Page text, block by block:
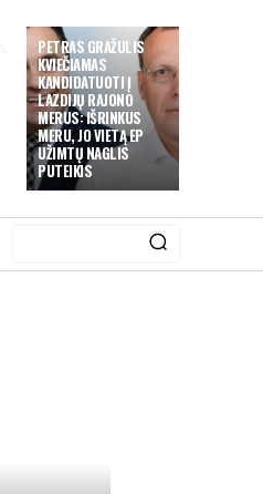
PETRAS GRAŽULIS
KVIEČIAMAS
KANDIDATUOTI Į
LAZDIJŲ RAJONO
MERUS: IŠRINKUS
MERU, JO VIETĄ EP
UŽIMTŲ NAGLIS
PUTEIKIS